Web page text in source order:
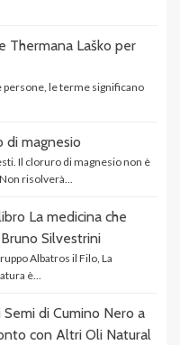
Thermana Laško per
persone, le terme significano
di magnesio
Il cloruro di magnesio non è
risolverà...
La medicina che
Silvestrini
Albatros il Filo, La
è...
Semi di Cumino Nero a
con Altri Oli Natural